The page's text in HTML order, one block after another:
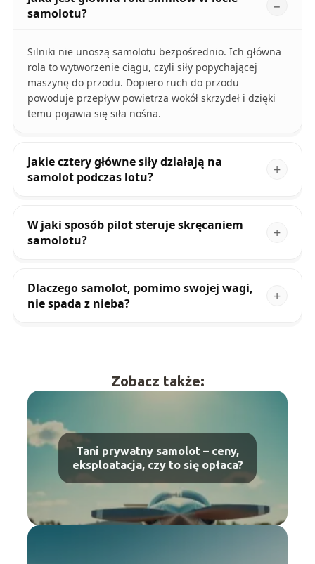
samolotu?
Silniki nie unoszą samolotu bezpośrednio. Ich główna
rola to wytworzenie ciągu, czyli siły popychającej
maszynę do przodu. Dopiero ruch do przodu
powoduje przepływ powietrza wokół skrzydeł i dzięki
temu pojawia się siła nośna.
Jakie cztery główne siły działają na
samolot podczas lotu?
W jaki sposób pilot steruje skręcaniem
samolotu?
Dlaczego samolot, pomimo swojej wagi,
nie spada z nieba?
Zobacz także:
Tani prywatny samolot – ceny,
eksploatacja, czy to się opłaca?